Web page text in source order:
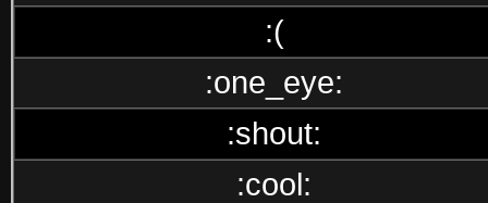
:(
:one_eye:
:shout:
:cool: